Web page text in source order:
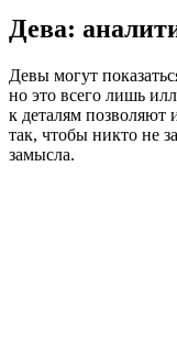
Дева:
Девы могут
но это всего лишь
к деталям позволяют
так, чтобы никто не
замысла.